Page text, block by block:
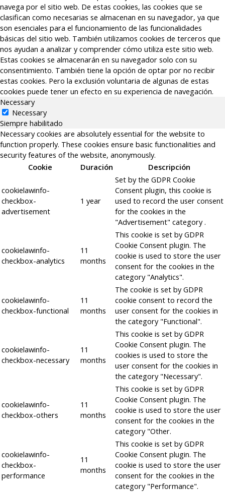
navega por el sitio web. De estas cookies, las cookies que se
clasifican como necesarias se almacenan en su navegador, ya que
son esenciales para el funcionamiento de las funcionalidades
básicas del sitio web. También utilizamos cookies de terceros que
nos ayudan a analizar y comprender cómo utiliza este sitio web.
Estas cookies se almacenarán en su navegador solo con su
consentimiento. También tiene la opción de optar por no recibir
estas cookies. Pero la exclusión voluntaria de algunas de estas
cookies puede tener un efecto en su experiencia de navegación.
Necessary
Necessary
Siempre habilitado
Necessary cookies are absolutely essential for the website to
function properly. These cookies ensure basic functionalities and
security features of the website, anonymously.
Cookie
Duración Descripción
cookielawinfo-
checkbox-
advertisement
1 year
Set by the GDPR Cookie
Consent plugin, this cookie is
used to record the user consent
for the cookies in the
"Advertisement" category .
cookielawinfo-
checkbox-analytics
11
months
This cookie is set by GDPR
Cookie Consent plugin. The
cookie is used to store the user
consent for the cookies in the
category "Analytics".
cookielawinfo-
checkbox-functional
11
months
The cookie is set by GDPR
cookie consent to record the
user consent for the cookies in
the category "Functional".
cookielawinfo-
checkbox-necessary
11
months
This cookie is set by GDPR
Cookie Consent plugin. The
cookies is used to store the
user consent for the cookies in
the category "Necessary".
cookielawinfo-
checkbox-others
11
months
This cookie is set by GDPR
Cookie Consent plugin. The
cookie is used to store the user
consent for the cookies in the
category "Other.
cookielawinfo-
checkbox-
performance
11
months
This cookie is set by GDPR
Cookie Consent plugin. The
cookie is used to store the user
consent for the cookies in the
category "Performance".